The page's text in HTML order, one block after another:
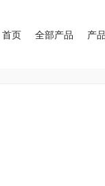
首页 全部产品 产